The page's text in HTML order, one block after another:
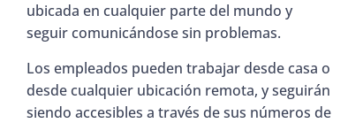
ubicada en cualquier parte del mundo y
seguir comunicándose sin problemas.
Los empleados pueden trabajar desde casa o
desde cualquier ubicación remota, y seguirán
siendo accesibles a través de sus números de